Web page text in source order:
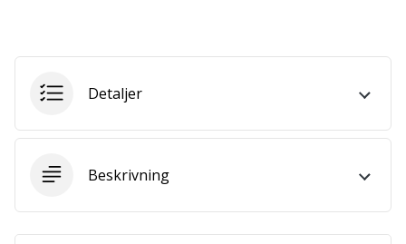
Detaljer
Beskrivning